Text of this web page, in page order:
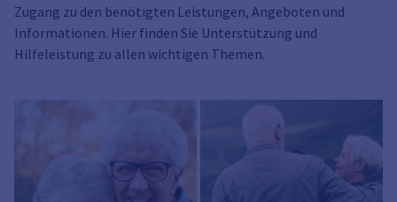
Zugang zu den benötigten Leistungen, Angeboten und
Informationen. Hier finden Sie Unterstützung und
Hilfeleistung zu allen wichtigen Themen.